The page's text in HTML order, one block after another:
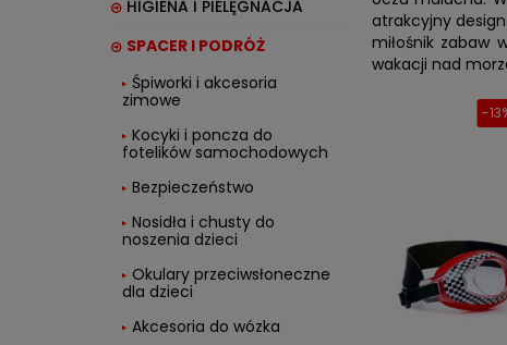
HIGIENA I PIELĘGNACJA
SPACER I PODRÓŻ
Śpiworki i akcesoria
zimowe
Kocyki i poncza do
fotelików samochodowych
Bezpieczeństwo
Nosidła i chusty do
noszenia dzieci
Okulary przeciwsłoneczne
dla dzieci
Akcesoria do wózka
atrakcyjny
miłośnik zabaw
wakacji nad
-